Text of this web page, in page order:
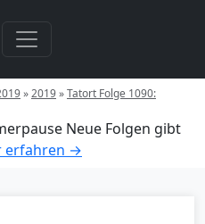
»2019»Tatort Folge 1090:
Neue Folgen gibt
erfahren →